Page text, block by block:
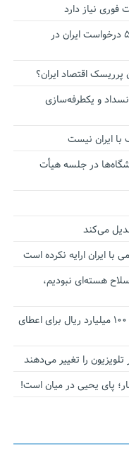
نیاز دارد
اقتدار ناوگروه ۱۰۳ در مأموریت‌ اقیانوسی/ ۵ درخواست ایران در
اقتصاد ایران؟
و یکطرفه‌سازی
ایران نیست
در جلسه هیأت
می‌کند
با ایران ارایه نکرده است
هسته‌ای نبودیم،
آستانه الزام به دریافت صورت های مالی به ۱۰۰ میلیارد ریال برای اعطای
تلویزیون را تغییر می‌دهند
پای یحیی در میان است!